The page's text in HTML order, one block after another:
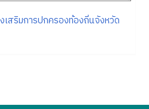
เสริมการปกครองท้องถิ่นจังหวัด